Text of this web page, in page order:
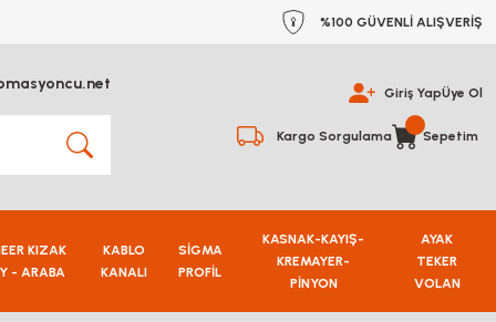
%100 GÜVENLİ ALIŞVERİŞ
Giriş YapÜye Ol
Kargo Sorgulama Sepetim
KIZAK
- ARABA
KABLO
KANALI
SİGMA
PROFİL
KASNAK-KAYIŞ-
KREMAYER-
PİNYON
AYAK
TEKER
VOLAN